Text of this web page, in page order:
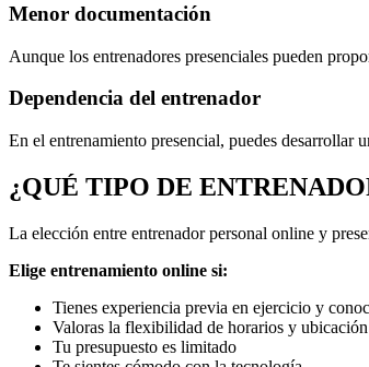
Menor documentación
Aunque los entrenadores presenciales pueden
Dependencia del entrenador
En el entrenamiento presencial, puedes desarrollar
¿QUÉ TIPO DE
La elección entre entrenador personal online y
Elige entrenamiento online si:
Tienes experiencia previa en ejercicio y
Valoras la flexibilidad de horarios y ubicación
Tu presupuesto es limitado